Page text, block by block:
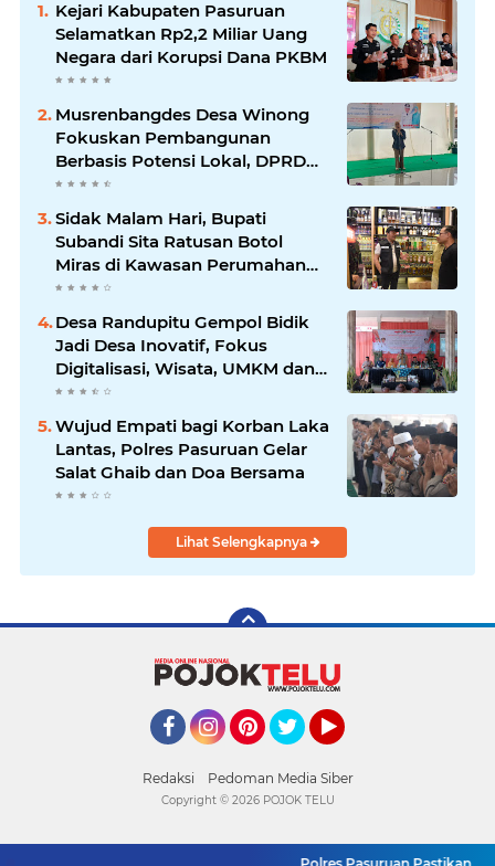
Kejari Kabupaten Pasuruan
Selamatkan Rp2,2 Miliar Uang
Negara dari Korupsi Dana PKBM
Musrenbangdes Desa Winong
Fokuskan Pembangunan
Berbasis Potensi Lokal, DPRD
Optimistis Meski Dihantam
Efisiensi Anggaran
Sidak Malam Hari, Bupati
Subandi Sita Ratusan Botol
Miras di Kawasan Perumahan
Sidoarjo
Desa Randupitu Gempol Bidik
Jadi Desa Inovatif, Fokus
Digitalisasi, Wisata, UMKM dan
Ketahanan Pangan
Wujud Empati bagi Korban Laka
Lantas, Polres Pasuruan Gelar
Salat Ghaib dan Doa Bersama
Lihat Selengkapnya
Redaksi Pedoman Media Siber
Copyright © 2026 POJOK TELU